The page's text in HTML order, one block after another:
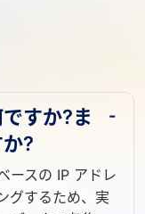
すか?ま
?
ースの IP アドレ
グするため、実